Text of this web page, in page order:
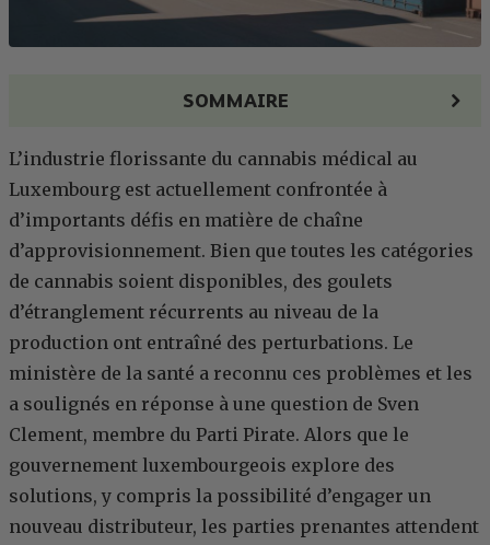
SOMMAIRE
L’industrie florissante du cannabis médical au
Luxembourg est actuellement confrontée à
d’importants défis en matière de chaîne
d’approvisionnement. Bien que toutes les catégories
de cannabis soient disponibles, des goulets
d’étranglement récurrents au niveau de la
production ont entraîné des perturbations. Le
ministère de la santé a reconnu ces problèmes et les
a soulignés en réponse à une question de Sven
Clement, membre du Parti Pirate. Alors que le
gouvernement luxembourgeois explore des
solutions, y compris la possibilité d’engager un
nouveau distributeur, les parties prenantes attendent